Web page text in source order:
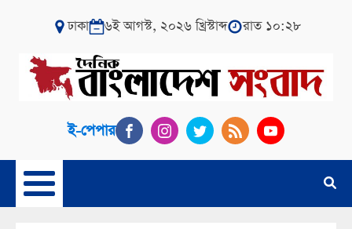
ঢাকা ৬ই আগস্ট, ২০২৬ খ্রিস্টাব্দ রাত ১০:২৮
ই-পেপার